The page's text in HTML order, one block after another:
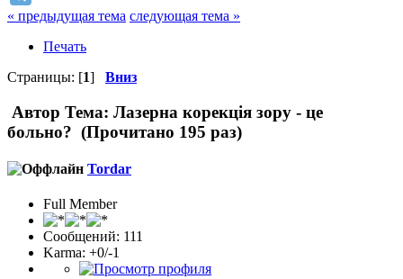
« предыдущая тема следующая тема »
Печать
Страницы: [1] Вниз
Автор Тема: Лазерна корекція зору - це
больно? (Прочитано 195 раз)
Tordar
Full Member
Сообщений: 111
Karma: +0/-1